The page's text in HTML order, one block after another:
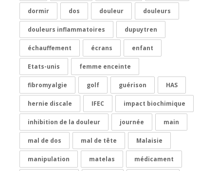
dormir dos douleur douleurs
douleurs inflammatoires dupuytren
échauffement écrans enfant
Etats-unis femme enceinte
fibromyalgie golf guérison HAS
hernie discale IFEC impact biochimique
inhibition de la douleur journée main
mal de dos mal de tête Malaisie
manipulation matelas médicament